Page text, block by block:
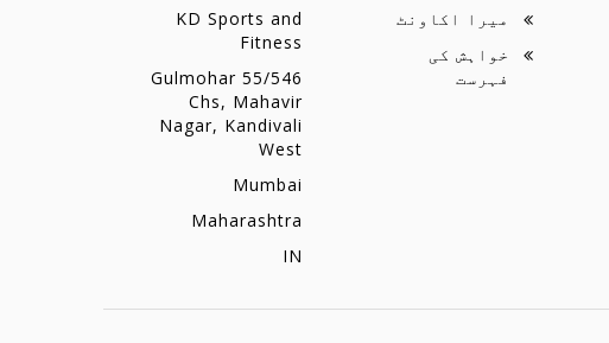
میرا اکاونٹ
خواہش کی
فہرست
KD Sports and
Fitness
55/546 Gulmohar
Chs, Mahavir
Nagar, Kandivali
West
Mumbai
Maharashtra
IN